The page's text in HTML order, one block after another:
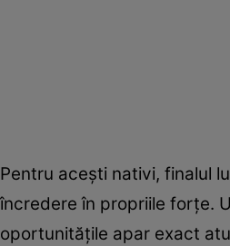
Pentru acești nativi, finalul
încredere în propriile forțe.
oportunitățile apar exact